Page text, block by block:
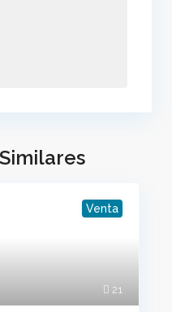
21
Venta